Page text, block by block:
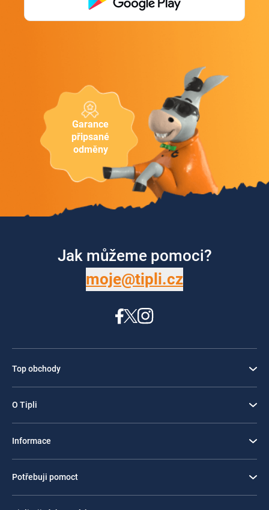
Garance
připsané
odměny
Jak můžeme pomoci?
moje@tipli.cz
Top obchody
O Tipli
Informace
Potřebuji pomoct